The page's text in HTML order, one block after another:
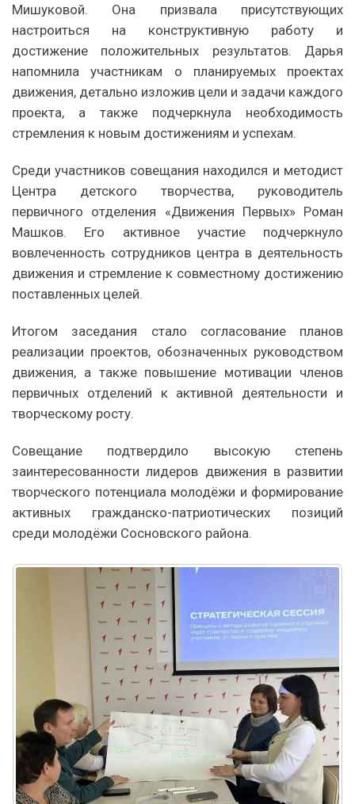
Мишуковой. Она призвала присутствующих
настроиться на конструктивную работу и
достижение положительных результатов. Дарья
напомнила участникам о планируемых проектах
движения, детально изложив цели и задачи каждого
проекта, а также подчеркнула необходимость
стремления к новым достижениям и успехам.
Среди участников совещания находился и методист
Центра детского творчества, руководитель
первичного отделения «Движения Первых» Роман
Машков. Его активное участие подчеркнуло
вовлеченность сотрудников центра в деятельность
движения и стремление к совместному достижению
поставленных целей.
Итогом заседания стало согласование планов
реализации проектов, обозначенных руководством
движения, а также повышение мотивации членов
первичных отделений к активной деятельности и
творческому росту.
Совещание подтвердило высокую степень
заинтересованности лидеров движения в развитии
творческого потенциала молодёжи и формирование
активных гражданско-патриотических позиций
среди молодёжи Сосновского района.